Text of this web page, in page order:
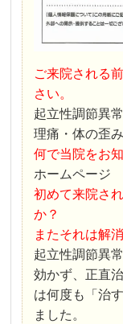
ご来院される
さい。
起立性調節異
理痛・体の歪み
何で当院をお
ホームページ
初めて来院さ
か？
またそれは解
起立性調節異
効かず、正直
は何度も「治
ました。